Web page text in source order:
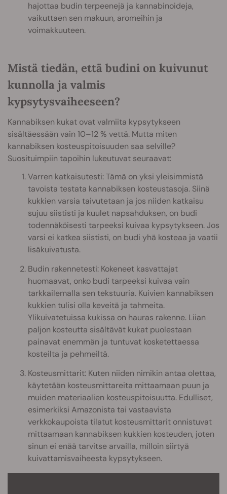
hajottaa budin terpeenejä ja kannabinoideja,
vaikuttaen sen makuun, aromeihin ja
voimakkuuteen.
Mistä tiedän, että budini on kuivunut
kunnolla ja valmis
kypsytysvaiheeseen?
Kannabiksen kukat ovat valmiita kypsytykseen
sisältäessään vain 10–12 % vettä. Mutta miten
kannabiksen kosteuspitoisuuden saa selville?
Suosituimpiin tapoihin lukeutuvat seuraavat:
Varren katkaisutesti: Tämä on yksi yleisimmistä
tavoista testata kannabiksen kosteustasoja. Siinä
kukkien varsia taivutetaan ja jos niiden katkaisu
sujuu siististi ja kuulet napsahduksen, on budi
todennäköisesti tarpeeksi kuivaa kypsytykseen. Jos
varsi ei katkea siististi, on budi yhä kosteaa ja vaatii
lisäkuivatusta.
Budin rakennetesti: Kokeneet kasvattajat
huomaavat, onko budi tarpeeksi kuivaa vain
tarkkailemalla sen tekstuuria. Kuivien kannabiksen
kukkien tulisi olla keveitä ja tahmeita.
Ylikuivatetuissa kukissa on hauras rakenne. Liian
paljon kosteutta sisältävät kukat puolestaan
painavat enemmän ja tuntuvat kosketettaessa
kosteilta ja pehmeiltä.
Kosteusmittarit: Kuten niiden nimikin antaa olettaa,
käytetään kosteusmittareita mittaamaan puun ja
muiden materiaalien kosteuspitoisuutta. Edulliset,
esimerkiksi Amazonista tai vastaavista
verkkokaupoista tilatut kosteusmittarit onnistuvat
mittaamaan kannabiksen kukkien kosteuden, joten
sinun ei enää tarvitse arvailla, milloin siirtyä
kuivattamisvaiheesta kypsytykseen.